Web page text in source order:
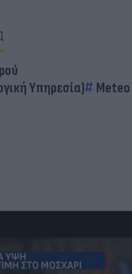
Υπηρεσία)
Meteo